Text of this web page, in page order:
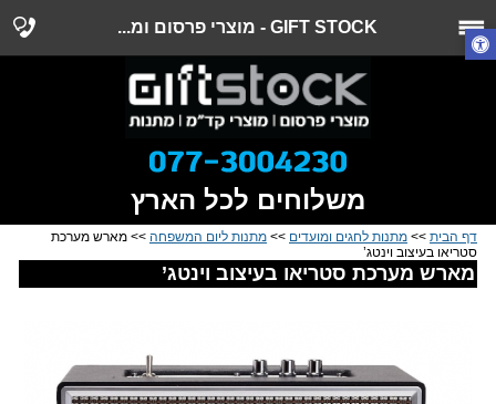
GIFT STOCK - מוצרי פרסום ומ...
משלוחים לכל הארץ
דף הבית >> מתנות לחגים ומועדים >> מתנות ליום המשפחה >> מארש מערכת
סטריאו בעיצוב וינטג’
מארש מערכת סטריאו בעיצוב וינטג’